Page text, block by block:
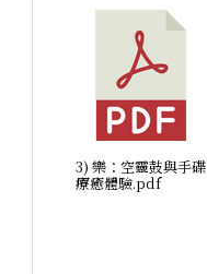
3) 樂：空靈鼓與手碟
療癒體驗.pdf